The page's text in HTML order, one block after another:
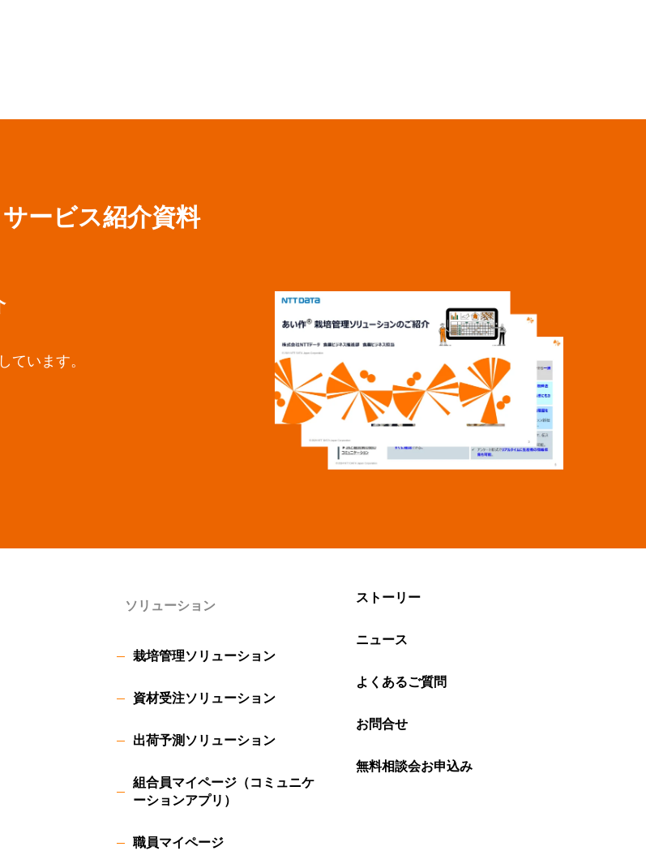
サービス紹介資料
ています。
ソリューション
栽培管理ソリューション
資材受注ソリューション
出荷予測ソリューション
組合員マイページ（コミュニケ
ーションアプリ）
職員マイページ
ストーリー
ニュース
よくあるご質問
お問合せ
無料相談会お申込み